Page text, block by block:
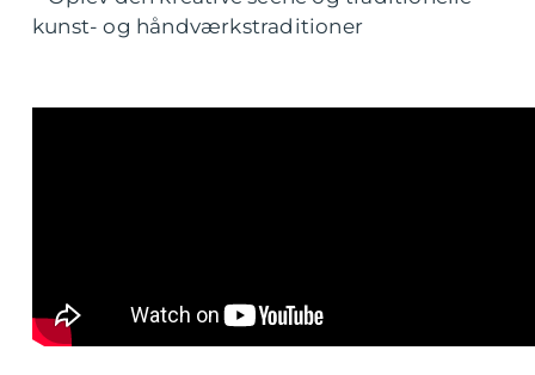
kunst- og håndværkstraditioner